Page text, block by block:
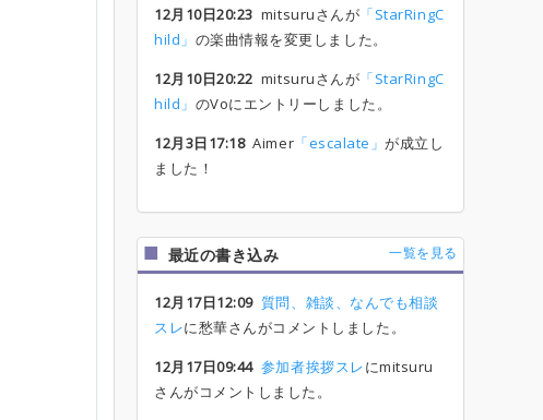
12月10日20:23 mitsuruさんが 「StarRingC
hild」 の楽曲情報を変更しました。
12月10日20:22 mitsuruさんが 「StarRingC
hild」 のVoにエントリーしました。
12月3日17:18Aimer 「escalate」が成立し
ました！
最近の書き込み 一覧を見る
12月17日12:09 質問、雑談、なんでも相談
スレに愁華さんがコメントしました。
12月17日09:44 参加者挨拶スレにmitsuru
さんがコメントしました。